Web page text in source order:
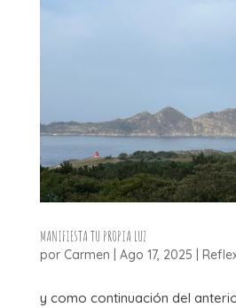
MANIFIESTA TU PROPIA LUZ
por Carmen Ago 17, 2025
y como continuación del